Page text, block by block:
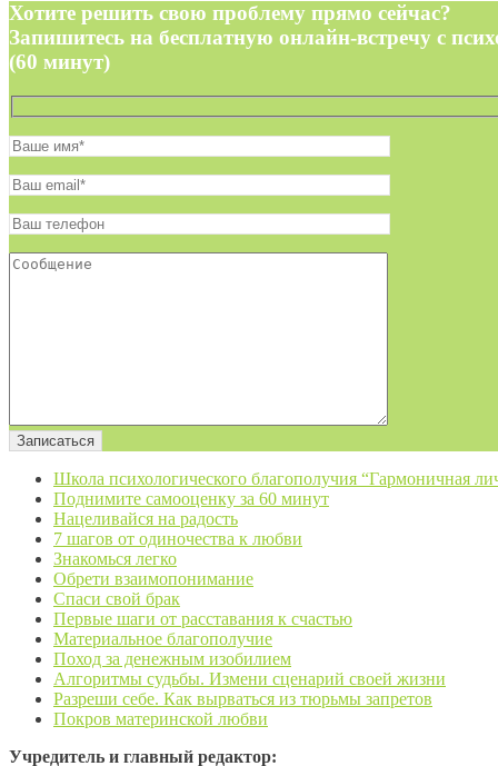
Хотите решить свою проблему прямо сейчас?
Запишитесь на бесплатную онлайн-встречу с
(60 минут)
Школа психологического благополучия “Гармоничная
Поднимите самооценку за 60 минут
Нацеливайся на радость
7 шагов от одиночества к любви
Знакомься легко
Обрети взаимопонимание
Спаси свой брак
Первые шаги от расставания к счастью
Материальное благополучие
Поход за денежным изобилием
Алгоритмы судьбы. Измени сценарий своей жизни
Разреши себе. Как вырваться из тюрьмы запретов
Покров материнской любви
Учредитель и главный редактор: